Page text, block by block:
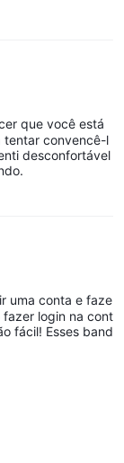
que você está
tentar convencê-l
desconfortável
uma conta e faze
login na cont
fácil! Esses band